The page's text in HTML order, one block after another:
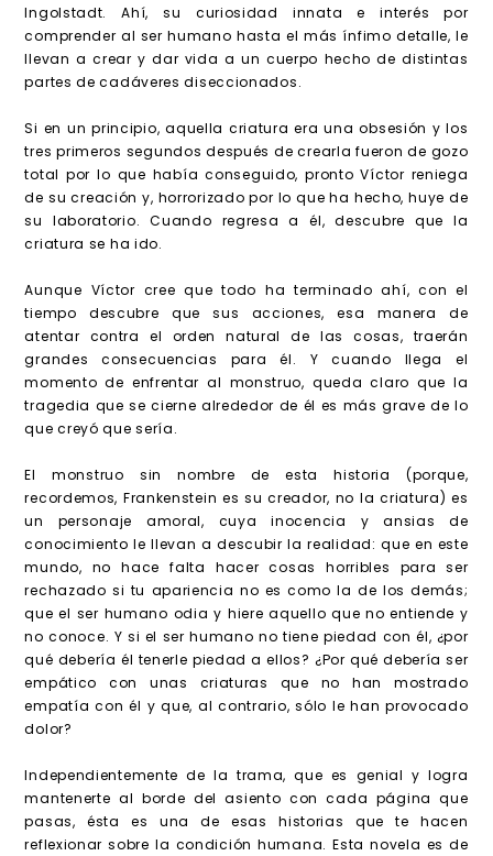
Ingolstadt. Ahí, su curiosidad innata e interés por
comprender al ser humano hasta el más ínfimo detalle, le
llevan a crear y dar vida a un cuerpo hecho de distintas
partes de cadáveres diseccionados.
Si en un principio, aquella criatura era una obsesión y los
tres primeros segundos después de crearla fueron de gozo
total por lo que había conseguido, pronto Víctor reniega
de su creación y, horrorizado por lo que ha hecho, huye de
su laboratorio. Cuando regresa a él, descubre que la
criatura se ha ido.
Aunque Víctor cree que todo ha terminado ahí, con el
tiempo descubre que sus acciones, esa manera de
atentar contra el orden natural de las cosas, traerán
grandes consecuencias para él. Y cuando llega el
momento de enfrentar al monstruo, queda claro que la
tragedia que se cierne alrededor de él es más grave de lo
que creyó que sería.
El monstruo sin nombre de esta historia (porque,
recordemos, Frankenstein es su creador, no la criatura) es
un personaje amoral, cuya inocencia y ansias de
conocimiento le llevan a descubir la realidad: que en este
mundo, no hace falta hacer cosas horribles para ser
rechazado si tu apariencia no es como la de los demás;
que el ser humano odia y hiere aquello que no entiende y
no conoce. Y si el ser humano no tiene piedad con él, ¿por
qué debería él tenerle piedad a ellos? ¿Por qué debería ser
empático con unas criaturas que no han mostrado
empatía con él y que, al contrario, sólo le han provocado
dolor?
Independientemente de la trama, que es genial y logra
mantenerte al borde del asiento con cada página que
pasas, ésta es una de esas historias que te hacen
reflexionar sobre la condición humana. Esta novela es de